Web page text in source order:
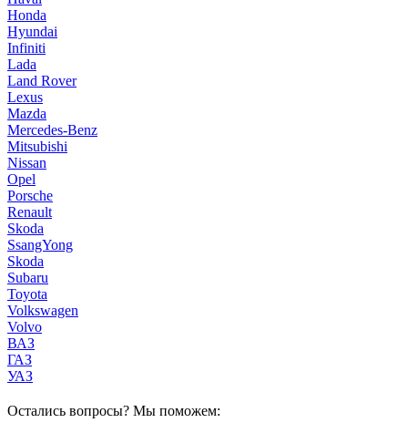
Honda
Hyundai
Infiniti
Lada
Land Rover
Lexus
Mazda
Mercedes-Benz
Mitsubishi
Nissan
Opel
Porsche
Renault
Skoda
SsangYong
Skoda
Subaru
Toyota
Volkswagen
Volvo
ВАЗ
ГАЗ
УАЗ
Остались вопросы? Мы поможем: